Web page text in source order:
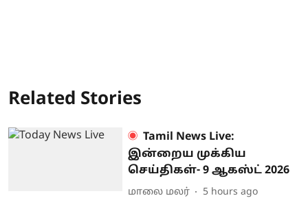
Related Stories
Tamil News Live:
இன்றைய முக்கிய
செய்திகள்- 9 ஆகஸ்ட் 2026
மாலை மலர் 5 hours ago